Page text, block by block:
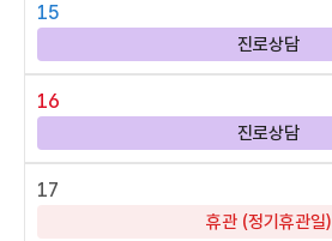
15
진로상담
16
진로상담
17
휴관 (정기휴관일)